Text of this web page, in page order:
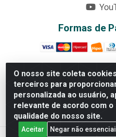
O nosso site coleta
terceiros para
personalizada ao usuário,
relevante de acordo com
qualidade do nosso site.
Aceitar Negar não
Formas de
Rede Brasil - Avenida
Américas II Etapa -
CNPJ